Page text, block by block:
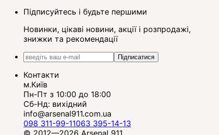
Підписуйтесь і будьте першими
Новинки, цікаві новини, акції і розпродажі,
знижки та рекомендації
Підписатися
Контакти
м.Київ
Пн-Пт з 10:00 до 18:00
Сб-Нд: вихідний
info@arsenal911.com.ua
098 311-99-11063 395-14-13